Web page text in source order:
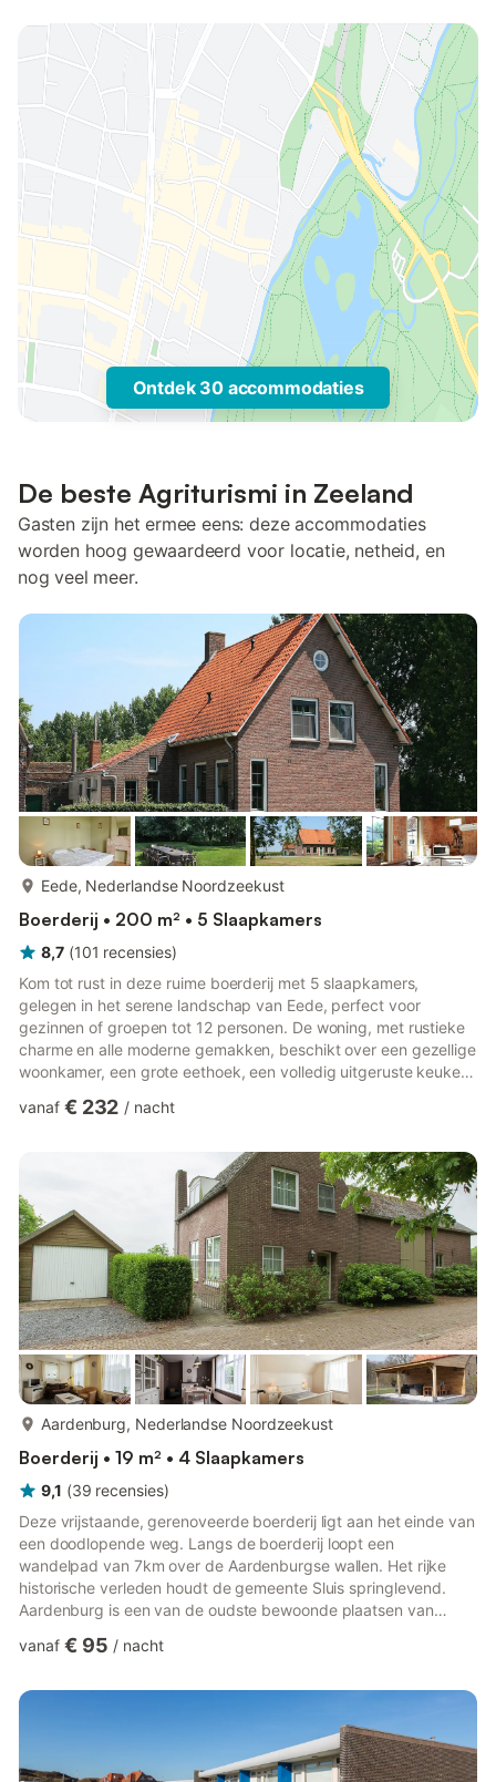
Ontdek 30 accommodaties
De beste Agriturismi in Zeeland
Gasten zijn het ermee eens: deze accommodaties
worden hoog gewaardeerd voor locatie, netheid, en
nog veel meer.
Eede, Nederlandse Noordzeekust
Boerderij • 200 m² • 5 Slaapkamers
8,7 (101 recensies)
Kom tot rust in deze ruime boerderij met 5 slaapkamers,
gelegen in het serene landschap van Eede, perfect voor
gezinnen of groepen tot 12 personen. De woning, met rustieke
charme en alle moderne gemakken, beschikt over een gezellige
woonkamer, een grote eethoek, een volledig uitgeruste keuken
wijntje of een barbecue te bereiden. De omheinde tuin biedt
centrale verwarming het hele jaar door comfort garandeert. De
boerderij, omringd door het pittoreske Zeeuwse landschap, lig...
vanaf € 232 / nacht
Aardenburg, Nederlandse Noordzeekust
Boerderij • 19 m² • 4 Slaapkamers
9,1 (39 recensies)
Deze vrijstaande, gerenoveerde boerderij ligt aan het einde van
een doodlopende weg. Langs de boerderij loopt een
wandelpad van 7km over de Aardenburgse wallen. Het rijke
historische verleden houdt de gemeente Sluis springlevend.
Aardenburg is een van de oudste bewoonde plaatsen van
van de stad een archeologische topper! Aardenburg ligt op
badplaats Knokke-Heist en 20km van Brugge. Als u in deze
prachtige streek vakantie wilt vieren en de drukte van het
vanaf € 95 / nacht